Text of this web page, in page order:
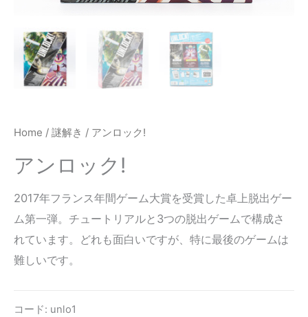
Home / 謎解き / アンロック!
アンロック!
2017年フランス年間ゲーム大賞を受賞した卓上脱出ゲー
ム第一弾。チュートリアルと3つの脱出ゲームで構成さ
れています。どれも面白いですが、特に最後のゲームは
難しいです。
コード: unlo1